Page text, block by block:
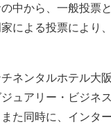
中から、一般投票
による投票により
ネンタルホテル大
ュアリー・ビジネ
た同時に、インタ